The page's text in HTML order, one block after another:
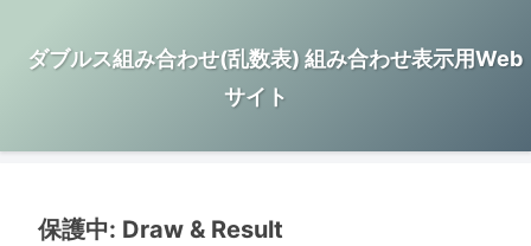
ダブルス組み合わせ(乱数表) 組み合わせ表示用Web
サイト
保護中: Draw & Result